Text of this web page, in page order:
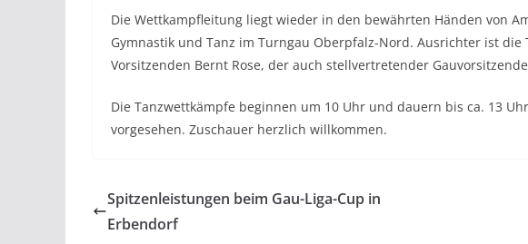
Die Wettkampfleitung liegt wieder in den bewährten Händen von
Gymnastik und Tanz im Turngau Oberpfalz-Nord. Ausrichter ist die
Vorsitzenden Bernt Rose, der auch stellvertretender
Die Tanzwettkämpfe beginnen um 10 Uhr und dauern bis ca. 13
vorgesehen. Zuschauer herzlich willkommen.
Spitzenleistungen beim Gau-Liga-Cup in
Erbendorf